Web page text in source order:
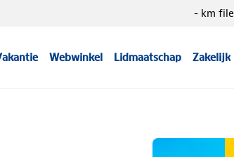
Webwinkel Lidmaatschap Zakelijk
- km file